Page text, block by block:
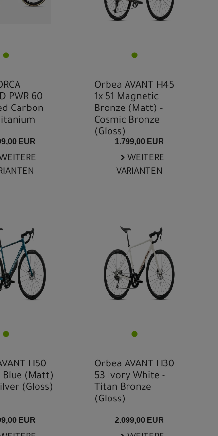
PWR 60
Carbon
EUR
WEITERE
Orbea AVANT H45
1x 51 Magnetic
Bronze (Matt) -
Cosmic Bronze
(Gloss)
1.799,00 EUR
WEITERE
VARIANTEN
H50
Blue (Matt)
(Gloss)
EUR
Orbea AVANT H30
53 Ivory White -
Titan Bronze
(Gloss)
2.099,00 EUR